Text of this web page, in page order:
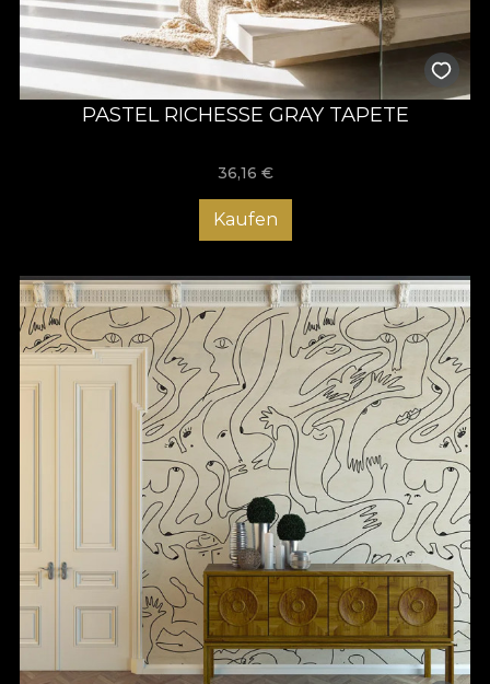
PASTEL RICHESSE GRAY TAPETE
36,16 €
Kaufen